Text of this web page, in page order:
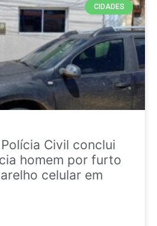
CIDADES
Civil conclui
homem por furto
celular em